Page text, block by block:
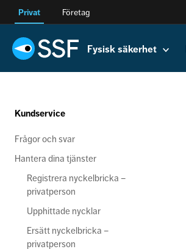
Privat Företag
Fysisk säkerhet
Kundservice
Frågor och svar
Hantera dina tjänster
Registrera nyckelbricka –
privatperson
Upphittade nycklar
Ersätt nyckelbricka –
privatperson